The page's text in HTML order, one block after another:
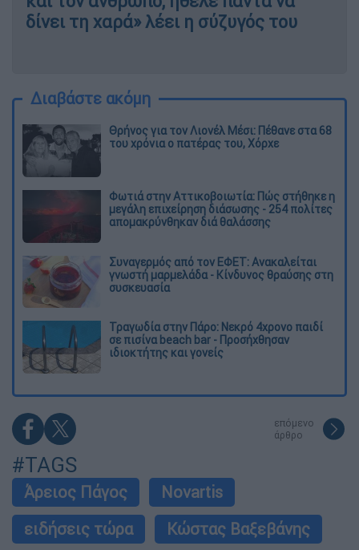
δίνει τη χαρά» λέει η σύζυγός του
Διαβάστε ακόμη
Θρήνος για τον Λιονέλ Μέσι: Πέθανε στα 68
του χρόνια ο πατέρας του, Χόρχε
Φωτιά στην Αττικοβοιωτία: Πώς στήθηκε η
μεγάλη επιχείρηση διάσωσης - 254 πολίτες
απομακρύνθηκαν διά θαλάσσης
Συναγερμός από τον ΕΦΕΤ: Ανακαλείται
γνωστή μαρμελάδα - Κίνδυνος θραύσης στη
συσκευασία
Τραγωδία στην Πάρο: Νεκρό 4χρονο παιδί
σε πισίνα beach bar - Προσήχθησαν
ιδιοκτήτης και γονείς
επόμενο
άρθρο
#TAGS
Άρειος Πάγος
Novartis
ειδήσεις τώρα
Κώστας Βαξεβάνης